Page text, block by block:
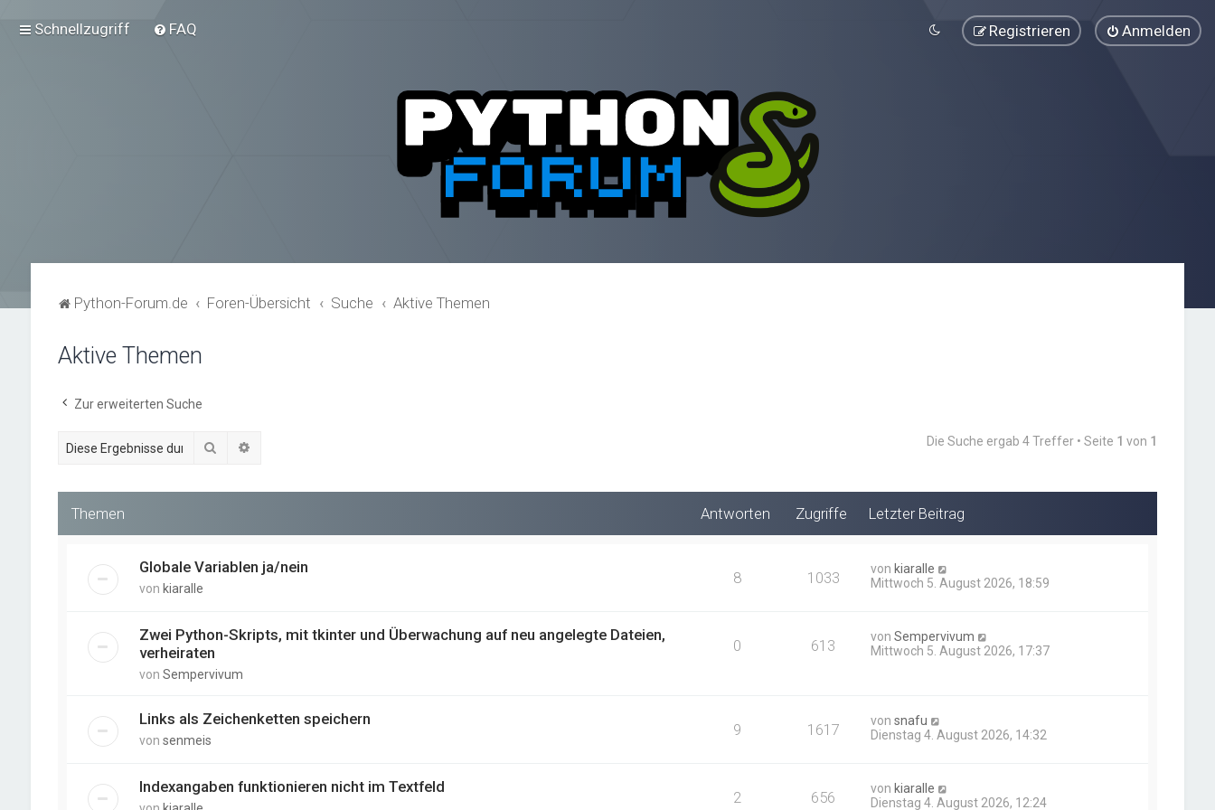
Schnellzugriff FAQ Anmelden
Registrieren
Python-Forum.de Foren-Übersicht Suche Aktive Themen
Aktive Themen
Zur erweiterten Suche
Suche Die Suche ergab 4 Treffer • Seite 1 von 1
Themen Antworten Zugriffe Letzter Beitrag
Globale Variablen ja/nein
von kiaralle
8 1033 von kiaralle
Mittwoch 5. August 2026, 18:59
Zwei Python-Skripts, mit tkinter und Überwachung auf neu angelegte Dateien,
verheiraten
von Sempervivum
0 613 vonSempervivum
Mittwoch 5. August 2026, 17:37
Links als Zeichenketten speichern
von senmeis
9 1617 vonsnafu
Dienstag 4. August 2026, 14:32
Indexangaben funktionieren nicht im Textfeld
2 656 von kiaralle
Dienstag 4. August 2026, 12:24